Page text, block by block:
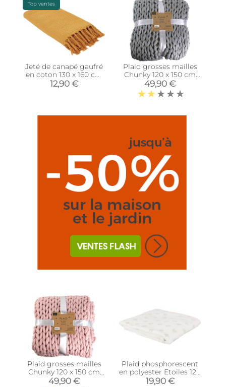
Top ventes
Jeté de canapé gaufré
en coton 130 x 160 cm
(Ocre)
12,90 €
Plaid grosses mailles
Chunky 120 x 150 cm
(Gris)
49,90 €
Plaid grosses mailles
Chunky 120 x 150 cm
(Rose)
49,90 €
Plaid phosphorescent
en polyester Etoiles 120
x 150 cm (Blanc)
19,90 €